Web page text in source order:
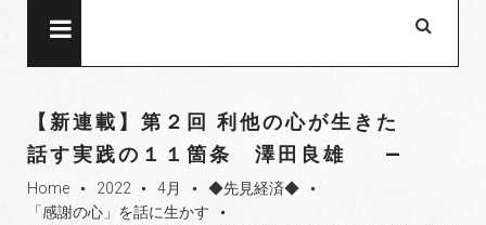
【新連載】第２回 利他の心が生きた
話す実践の１１箇条 澤田良雄
Home fiber_manual_record 2022 fiber_manual_record 4月 fiber_manual_record ◆先見経済◆ fiber_manual_record
「感謝の心」を話に生かす fiber_manual_record